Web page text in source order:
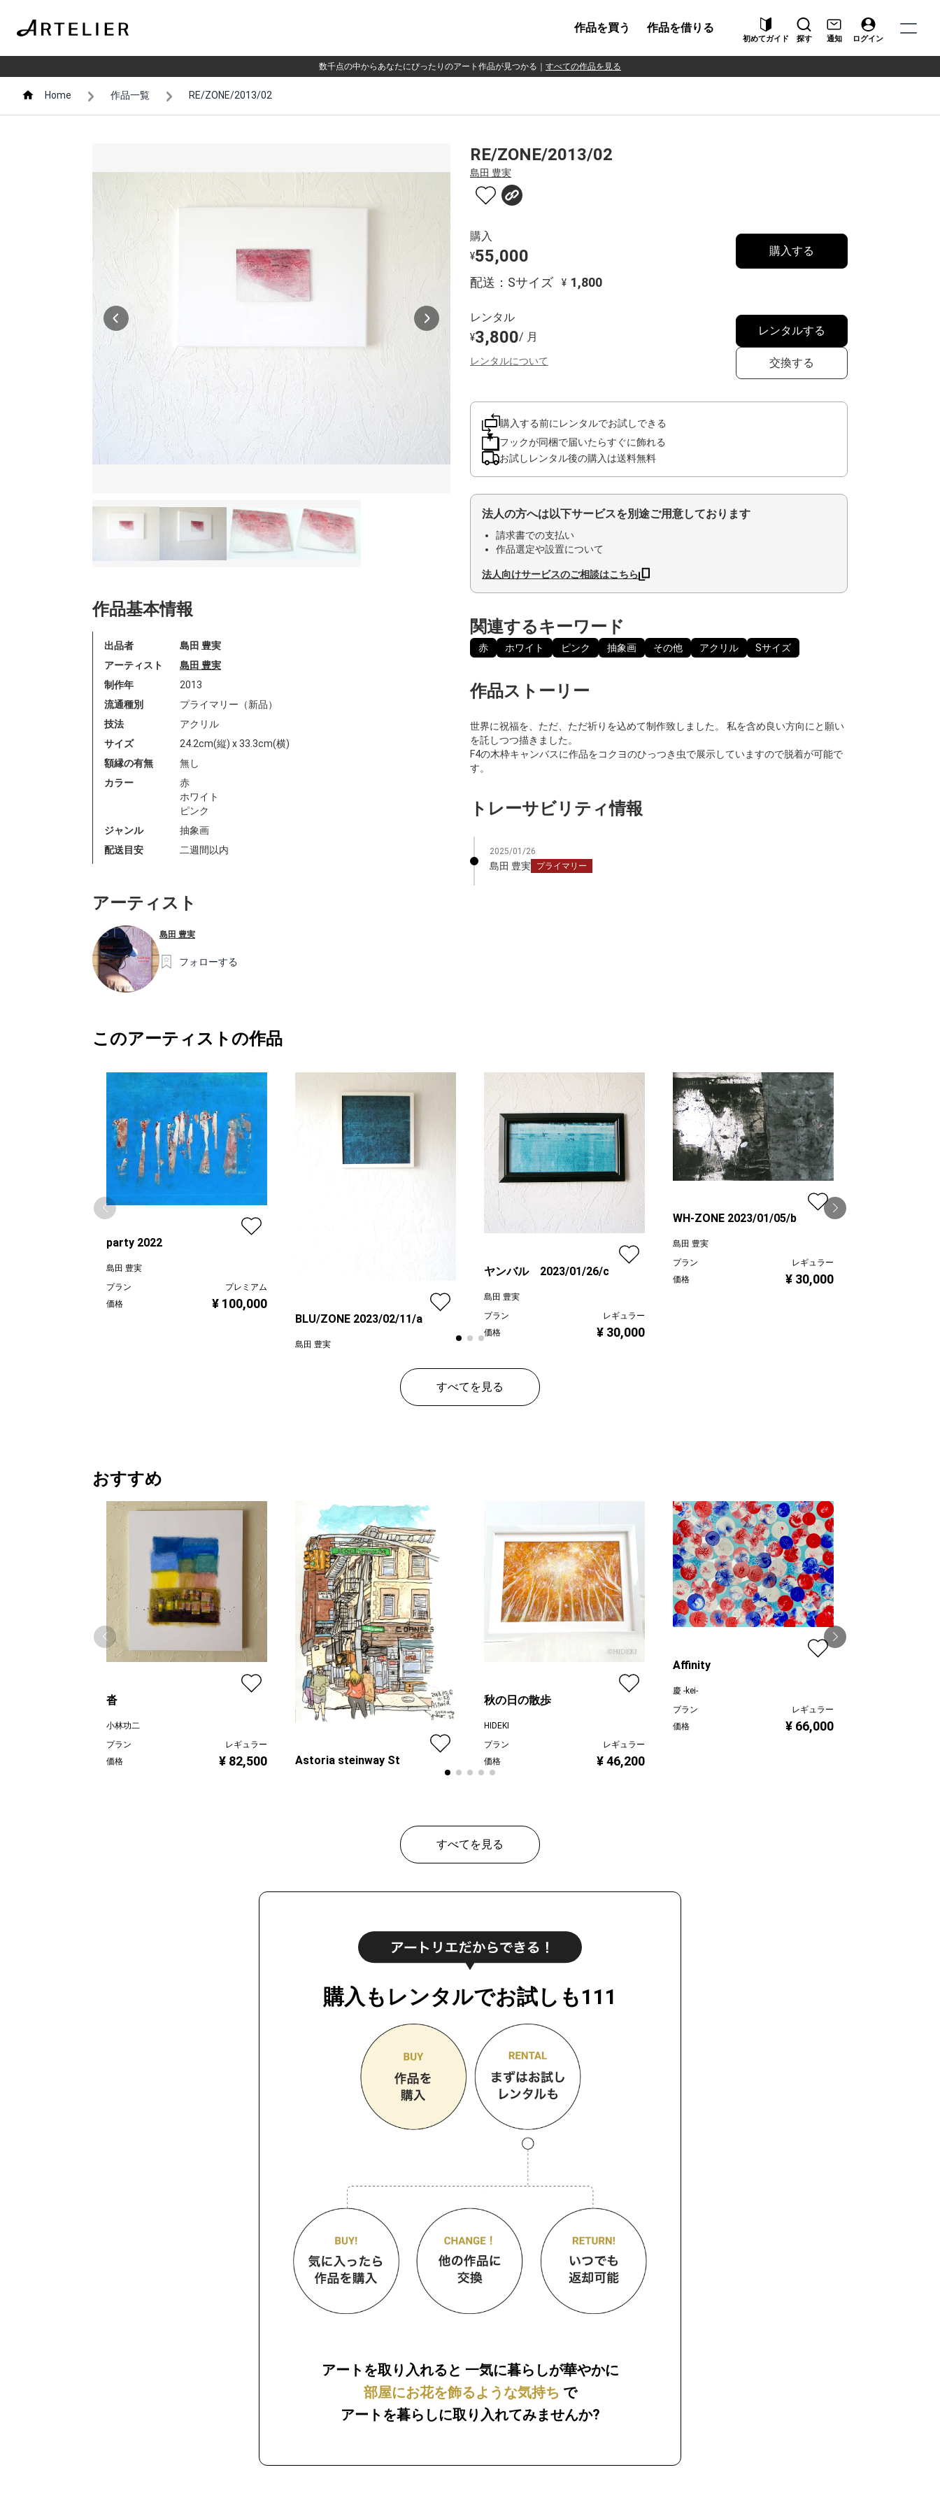
作品を買う 作品を借りる
初めてガイド 探す 通知 ログイン
数千点の中からあなたにぴったりのアート作品が見つかる すべての作品を見る
Home 作品一覧 RE/ZONE/2013/02
作品基本情報
出品者
島田 豊実
アーティスト
島田 豊実
制作年
2013
流通種別
プライマリー（新品）
技法
アクリル
サイズ
24.2cm(縦) x 33.3cm(横)
額縁の有無
無し
カラー
赤
ホワイト
ピンク
ジャンル
抽象画
配送目安
二週間以内
アーティスト
島田 豊実
フォローする
RE/ZONE/2013/02
島田 豊実
購入
¥55,000
配送：Sサイズ ¥ 1,800
購入する
レンタル
¥3,800/ 月
レンタルについて
レンタルする
交換する
購入する前にレンタルでお試しできる
フックが同梱で届いたらすぐに飾れる
お試しレンタル後の購入は送料無料
法人の方へは以下サービスを別途ご用意しております
請求書での支払い
作品選定や設置について
法人向けサービスのご相談はこちら
関連するキーワード
赤 ホワイト ピンク 抽象画 その他 アクリル Sサイズ
作品ストーリー
世界に祝福を、ただ、ただ祈りを込めて制作致しました。 私を含め良い方向にと願い
を託しつつ描きました。
F4の木枠キャンバスに作品をコクヨのひっつき虫で展示していますので脱着が可能で
す。
トレーサビリティ情報
2025/01/26
島田 豊実 プライマリー
このアーティストの作品
party 2022
島田 豊実
プラン
プレミアム
価格
¥ 100,000
BLU/ZONE 2023/02/11/a
島田 豊実
¥ 150,000
ヤンバル 2023/01/26/c
島田 豊実
プラン
レギュラー
価格
¥ 30,000
WH-ZONE 2023/01/05/b
島田 豊実
プラン
レギュラー
価格
¥ 30,000
すべてを見る
おすすめ
沓
小林功二
プラン
レギュラー
価格
¥ 82,500 Astoria steinway St
秋の日の散歩
HIDEKI
プラン
レギュラー
価格
¥ 46,200
Affinity
慶 -kei-
プラン
レギュラー
価格
¥ 66,000
すべてを見る
購入もレンタルでお試しも111
アートを取り入れると 一気に暮らしが華やかに
部屋にお花を飾るような気持ち で
アートを暮らしに取り入れてみませんか?